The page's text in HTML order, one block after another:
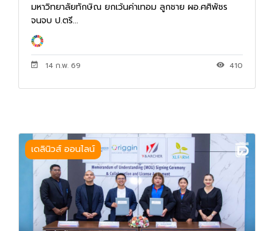
มหาวิทยาลัยทักษิณ ยกเว้นค่าเทอม ลูกชาย ผอ.ศศิพัชร
จนจบ ป.ตรี...
14 ก.พ. 69 410
เดลินิวส์ ออนไลน์